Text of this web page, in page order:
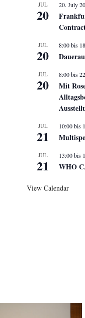
JUL
20
20. July
JUL
20
8:00bis
JUL
20
8:00bis
Mit
JUL
21
10:00bis
JUL
21
13:00bis
WHO
View Calendar